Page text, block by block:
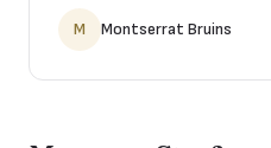
M Montserrat Bruins